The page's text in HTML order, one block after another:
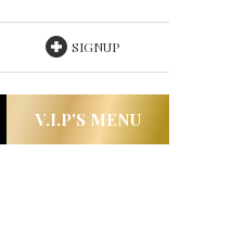
SIGNUP
V.I.P'S MENU